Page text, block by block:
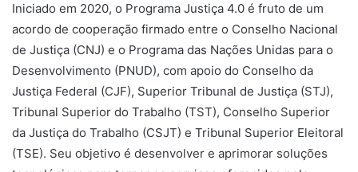
Iniciado em 2020, o Programa Justiça 4.0 é fruto de um
acordo de cooperação firmado entre o Conselho Nacional
de Justiça (CNJ) e o Programa das Nações Unidas para o
Desenvolvimento (PNUD), com apoio do Conselho da
Justiça Federal (CJF), Superior Tribunal de Justiça (STJ),
Tribunal Superior do Trabalho (TST), Conselho Superior
da Justiça do Trabalho (CSJT) e Tribunal Superior Eleitoral
(TSE). Seu objetivo é desenvolver e aprimorar soluções